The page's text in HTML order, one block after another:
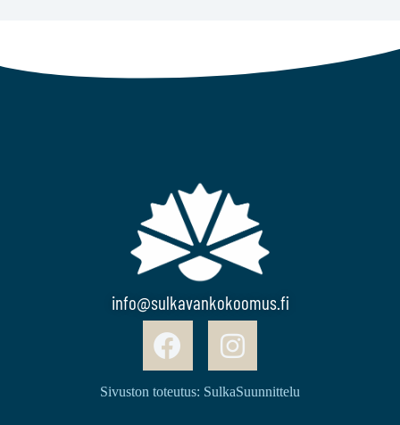
info@sulkavankokoomus.fi
Sivuston toteutus: SulkaSuunnittelu